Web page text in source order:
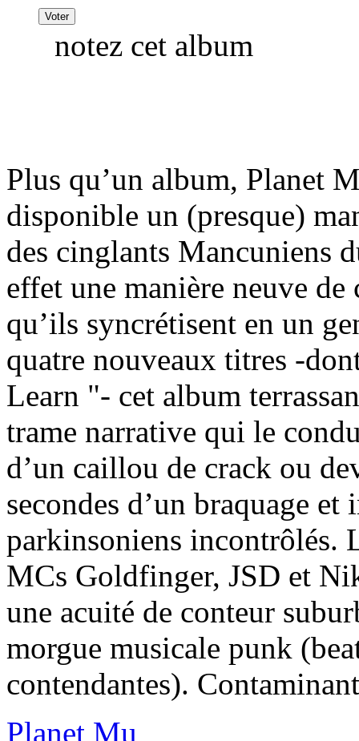
notez cet album
Plus qu’un album, Planet
disponible un (presque)
des cinglants Mancuniens
effet une manière neuve
qu’ils syncrétisent en un
quatre nouveaux titres -
Learn "- cet album
trame narrative qui le
d’un caillou de crack ou
secondes d’un braquage et
parkinsoniens incontrôlés.
MCs Goldfinger, JSD et
une acuité de conteur
morgue musicale punk
contendantes).
Planet Mu